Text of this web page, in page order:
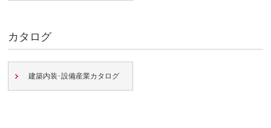
カタログ
建築内装･設備産業カタログ